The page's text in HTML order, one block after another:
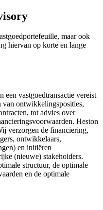
maar ook
hiervan op korte en lange
een vastgoedtransactie vereist
van ontwikkelingsposities,
tot advies over
Heston
verzorgen de financiering,
ontwikkelaars,
en initiëren
(nieuwe) stakeholders.
structuur, de optimale
en de optimale